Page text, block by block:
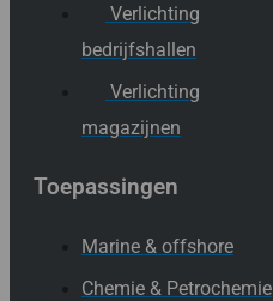
Verlichting
bedrijfshallen
Verlichting
magazijnen
Toepassingen
Marine & offshore
Chemie & Petrochemie